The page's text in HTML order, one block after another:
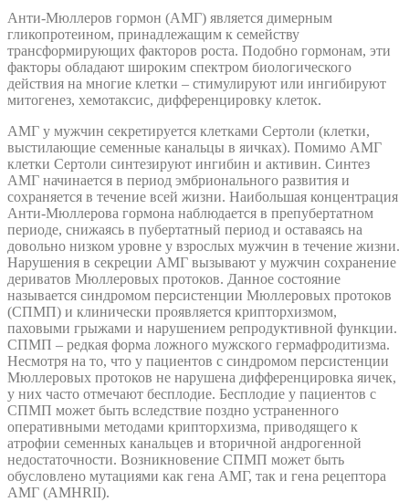
Анти-Мюллеров гормон (АМГ) является димерным
гликопротеином, принадлежащим к семейству
трансформирующих факторов роста. Подобно гормонам, эти
факторы обладают широким спектром биологического
действия на многие клетки – стимулируют или ингибируют
митогенез, хемотаксис, дифференцировку клеток.
АМГ у мужчин секретируется клетками Сертоли (клетки,
выстилающие семенные канальцы в яичках). Помимо АМГ
клетки Сертоли синтезируют ингибин и активин. Синтез
АМГ начинается в период эмбрионального развития и
сохраняется в течение всей жизни. Наибольшая концентрация
Анти-Мюллерова гормона наблюдается в препубертатном
периоде, снижаясь в пубертатный период и оставаясь на
довольно низком уровне у взрослых мужчин в течение жизни.
Нарушения в секреции АМГ вызывают у мужчин сохранение
дериватов Мюллеровых протоков. Данное состояние
называется синдромом персистенции Мюллеровых протоков
(СПМП) и клинически проявляется крипторхизмом,
паховыми грыжами и нарушением репродуктивной функции.
СПМП – редкая форма ложного мужского гермафродитизма.
Несмотря на то, что у пациентов с синдромом персистенции
Мюллеровых протоков не нарушена дифференцировка яичек,
у них часто отмечают бесплодие. Бесплодие у пациентов с
СПМП может быть вследствие поздно устраненного
оперативными методами крипторхизма, приводящего к
атрофии семенных канальцев и вторичной андрогенной
недостаточности. Возникновение СПМП может быть
обусловлено мутациями как гена АМГ, так и гена рецептора
АМГ (AMHRII).